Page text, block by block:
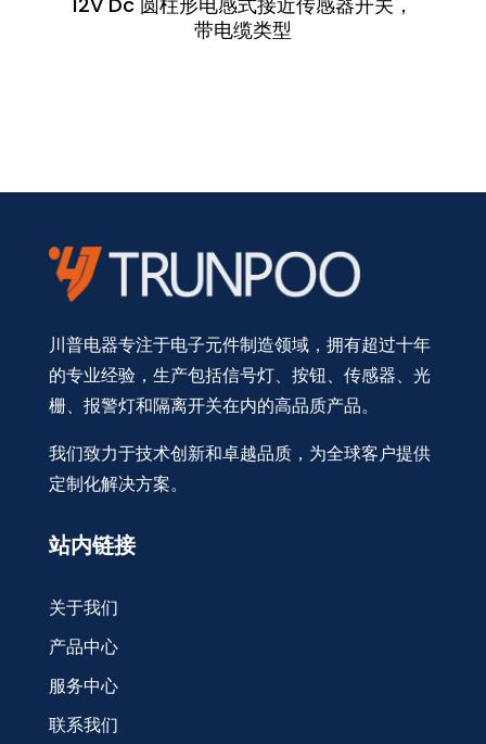
带电缆类型
川普电器专注于电子元件制造领域，拥有超过十年
的专业经验，生产包括信号灯、按钮、传感器、光
栅、报警灯和隔离开关在内的高品质产品。
我们致力于技术创新和卓越品质，为全球客户提供
定制化解决方案。
站内链接
关于我们
产品中心
服务中心
联系我们